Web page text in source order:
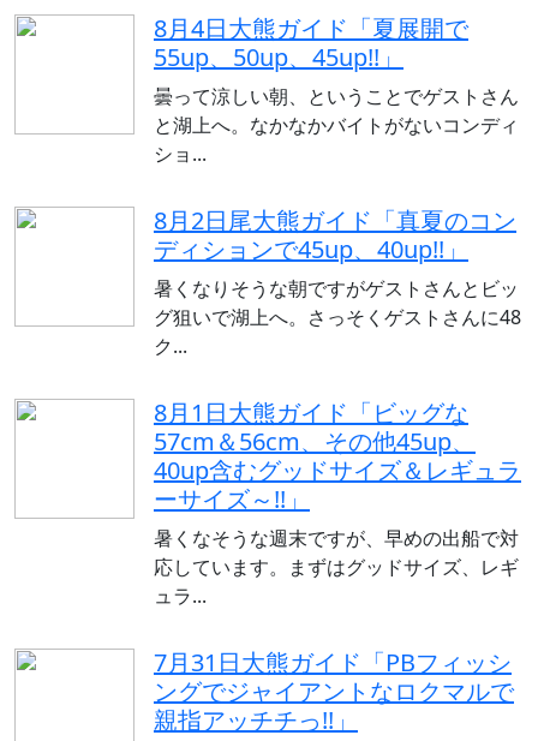
8月4日大熊ガイド「夏展開で
55up、50up、45up!!」
曇って涼しい朝、ということでゲストさん
と湖上へ。なかなかバイトがないコンディ
ショ...
8月2日尾大熊ガイド「真夏のコン
ディションで45up、40up!!」
暑くなりそうな朝ですがゲストさんとビッ
グ狙いで湖上へ。さっそくゲストさんに48
ク...
8月1日大熊ガイド「ビッグな
57cm＆56cm、その他45up、
40up含むグッドサイズ＆レギュラ
ーサイズ～!!」
暑くなそうな週末ですが、早めの出船で対
応しています。まずはグッドサイズ、レギ
ュラ...
7月31日大熊ガイド「PBフィッシ
ングでジャイアントなロクマルで
親指アッチチっ!!」